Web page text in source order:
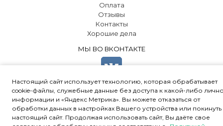
Оплата
Отзывы
Контакты
Хорошие дела
МЫ ВО ВКОНТАКТЕ
© 2000-2024 ООО "ПК «Ал-Юр» • Политика конфиденциальности •
Настоящий сайт использует технологию, которая обрабатывает
cookie-файлы, служебные данные без доступа к какой-либо
информации и «Яндекс Метрика». Вы можете отказаться от
обработки данных в настройках Вашего устройства или покинуть
настоящий сайт. Продолжая использовать сайт, Вы даёте свое